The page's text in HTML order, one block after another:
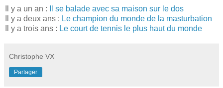
Il y a un an :
Il se balade avec sa maison sur le dos
Il y a deux ans : Le champion du monde de la masturbation
Il y a trois ans : Le court de tennis le plus haut du monde
Christophe VX
Partager